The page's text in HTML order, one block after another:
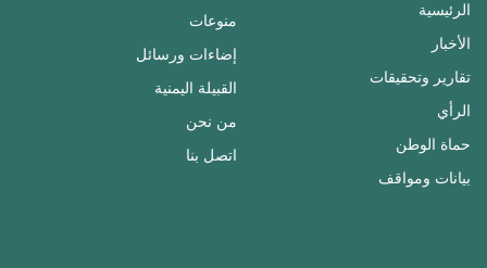
الرئيسية
الأخبار
تقارير وتحقيقات
الرأي
حماة الوطن
بيانات ومواقف
منوعات
إضاءات ورسائل
القبيلة اليمنية
من نحن
اتصل بنا